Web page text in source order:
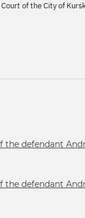
of the City of
the defendant
the defendant